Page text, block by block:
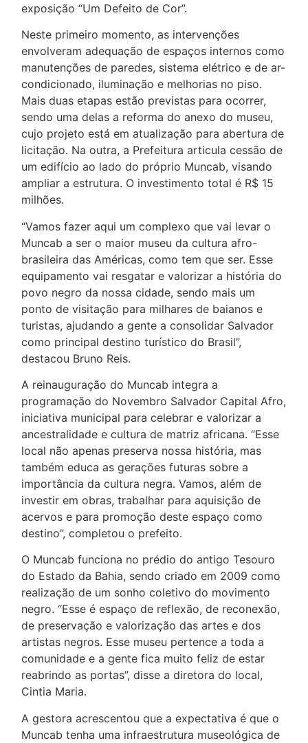
exposição “Um Defeito de Cor”.
Neste primeiro momento, as intervenções
envolveram adequação de espaços internos como
manutenções de paredes, sistema elétrico e de ar-
condicionado, iluminação e melhorias no piso.
Mais duas etapas estão previstas para ocorrer,
sendo uma delas a reforma do anexo do museu,
cujo projeto está em atualização para abertura de
licitação. Na outra, a Prefeitura articula cessão de
um edifício ao lado do próprio Muncab, visando
ampliar a estrutura. O investimento total é R$ 15
milhões.
“Vamos fazer aqui um complexo que vai levar o
Muncab a ser o maior museu da cultura afro-
brasileira das Américas, como tem que ser. Esse
equipamento vai resgatar e valorizar a história do
povo negro da nossa cidade, sendo mais um
ponto de visitação para milhares de baianos e
turistas, ajudando a gente a consolidar Salvador
como principal destino turístico do Brasil”,
destacou Bruno Reis.
A reinauguração do Muncab integra a
programação do Novembro Salvador Capital Afro,
iniciativa municipal para celebrar e valorizar a
ancestralidade e cultura de matriz africana. “Esse
local não apenas preserva nossa história, mas
também educa as gerações futuras sobre a
importância da cultura negra. Vamos, além de
investir em obras, trabalhar para aquisição de
acervos e para promoção deste espaço como
destino”, completou o prefeito.
O Muncab funciona no prédio do antigo Tesouro
do Estado da Bahia, sendo criado em 2009 como
realização de um sonho coletivo do movimento
negro. “Esse é espaço de reflexão, de reconexão,
de preservação e valorização das artes e dos
artistas negros. Esse museu pertence a toda a
comunidade e a gente fica muito feliz de estar
reabrindo as portas”, disse a diretora do local,
Cintia Maria.
A gestora acrescentou que a expectativa é que o
Muncab tenha uma infraestrutura museológica de